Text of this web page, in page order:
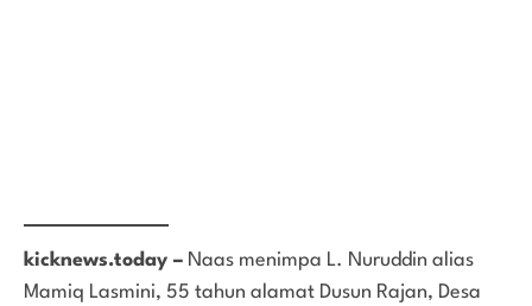
kicknews.today – Naas menimpa L. Nuruddin alias
Mamiq Lasmini, 55 tahun alamat Dusun Rajan, Desa